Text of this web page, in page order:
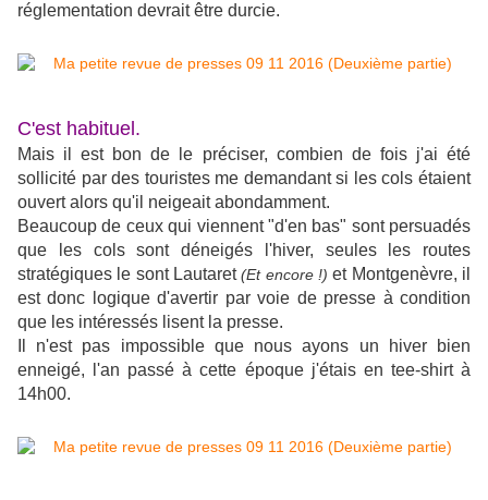
réglementation devrait être durcie.
C'est habituel.
Mais il est bon de le préciser, combien de fois j'ai été
sollicité par des touristes me demandant si les cols étaient
ouvert alors qu'il neigeait abondamment.
Beaucoup de ceux qui viennent "d'en bas" sont persuadés
que les cols sont déneigés l'hiver, seules les routes
stratégiques le sont Lautaret(Et encore !) et Montgenèvre, il
est donc logique d'avertir par voie de presse à condition
que les intéressés lisent la presse.
Il n'est pas impossible que nous ayons un hiver bien
enneigé, l'an passé à cette époque j'étais en tee-shirt à
14h00.